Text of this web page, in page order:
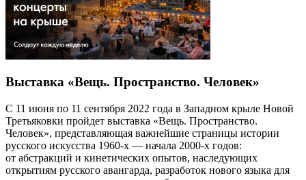
Выставка «Вещь. Пространство. Человек»
С 11 июня по 11 сентября 2022 года в Западном крыле Новой
Третьяковки пройдет выставка «Вещь. Пространство.
Человек», представляющая важнейшие страницы истории
русского искусства 1960-х — начала 2000-х годов:
от абстракций и кинетических опытов, наследующих
открытиям русского авангарда, разработок нового языка для